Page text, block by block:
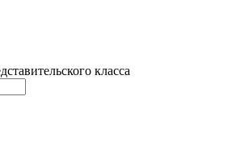
класса